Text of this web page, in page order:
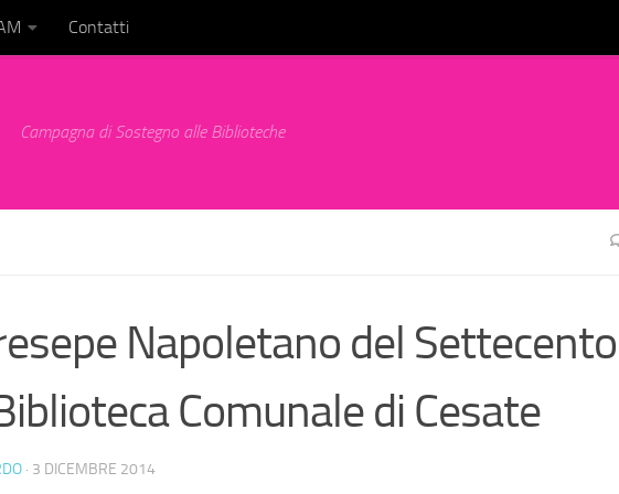
Contatti
Campagna di Sostegno alle Biblioteche
Napoletano del Settecento
Comunale di Cesate
· 3 DICEMBRE 2014